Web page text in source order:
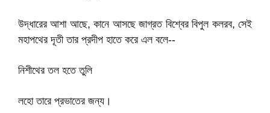
উদ্ধারের আশা আছে, কানে আসছে জাগ্রত বিশ্বের বিপুল কলরব, সেই
মহাপথের দূতী তার প্রদীপ হাতে করে এল বলে--
নিশীথের তল হতে তুলি
লহো তারে প্রভাতের জন্য।